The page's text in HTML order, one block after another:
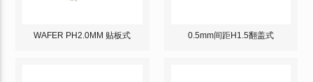
WAFER PH2.0MM 贴板式 0.5mm间距H1.5翻盖式